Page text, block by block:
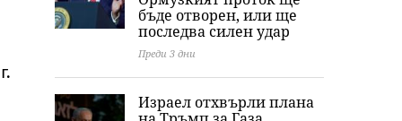
бъде отворен, или ще
последва силен удар
Преди 3 дни
Израел отхвърли плана